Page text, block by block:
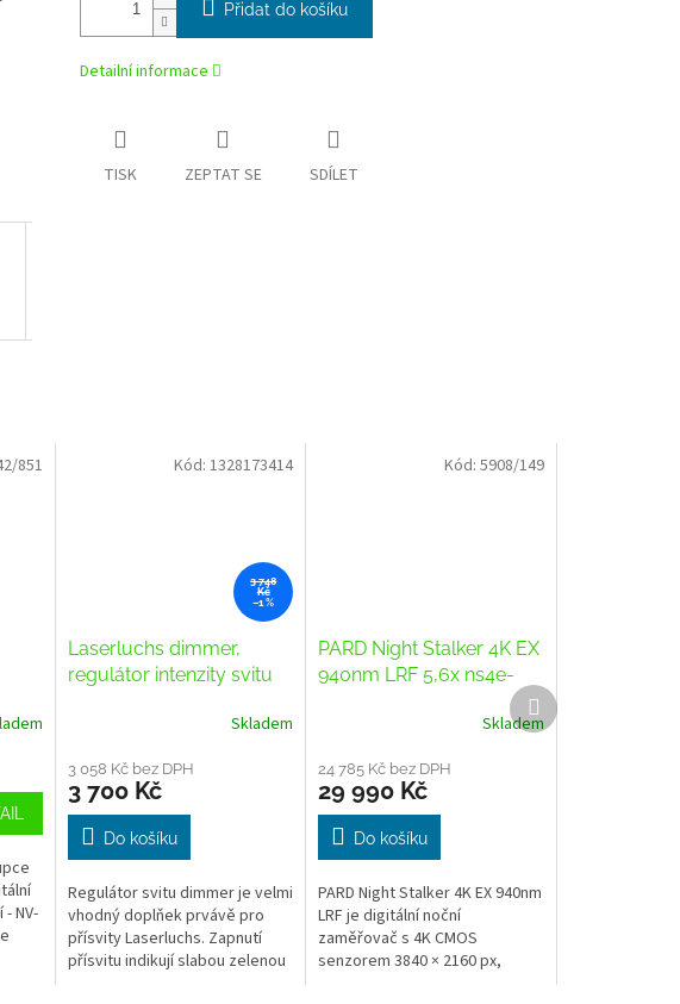
Přidat do košíku
Detailní informace
TISK ZEPTAT SE SDÍLET
NV-
851
3 748
Kč
–1 %
Laserluchs dimmer,
regulátor intenzity svitu
produktu
je
2,7
5
hvězdiček.
Skladem
3 058 Kč bez DPH
3 700 Kč
Do košíku
Regulátor svitu dimmer je velmi
vhodný doplňek prvávě pro
přísvity Laserluchs. Zapnutí
přísvitu indikují slabou zelenou
Kód:1328173414
PARD Night Stalker 4K EX
940nm LRF 5,6x ns4e-
produktu
je
3,8
5
hvězdiček.
Skladem
24 785 Kč bez DPH
29 990 Kč
Do košíku
PARD Night Stalker 4K EX 940nm
LRF je digitální noční
zaměřovač s 4K CMOS
senzorem 3840 × 2160 px,
Kód: 5908/149
Další
produkt